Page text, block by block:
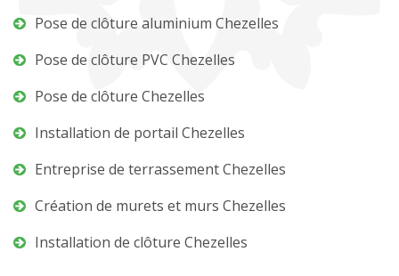
Pose de clôture aluminium Chezelles
Pose de clôture PVC Chezelles
Pose de clôture Chezelles
Installation de portail Chezelles
Entreprise de terrassement Chezelles
Création de murets et murs Chezelles
Installation de clôture Chezelles